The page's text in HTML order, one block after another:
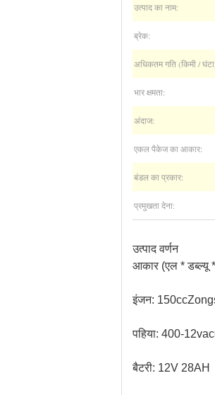
उत्पाद का नाम:
ब्रेक:
अधिकतम गति (किमी /
भार क्षमता:
अंदाज:
एकल पैकेज का आकार:
बंडल का प्रकार:
प्रमुखता देना:
उत्पाद वर्णन
आकार (एल * डब्ल्यू *
इंजन:
पहिया: 400-
बैटरी: 12V 28AH